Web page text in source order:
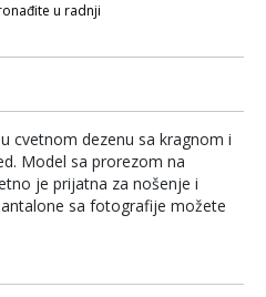
cvetnom dezenu sa kragnom i
Model sa prorezom na
je prijatna za nošenje i
sa fotografije možete
u radnji